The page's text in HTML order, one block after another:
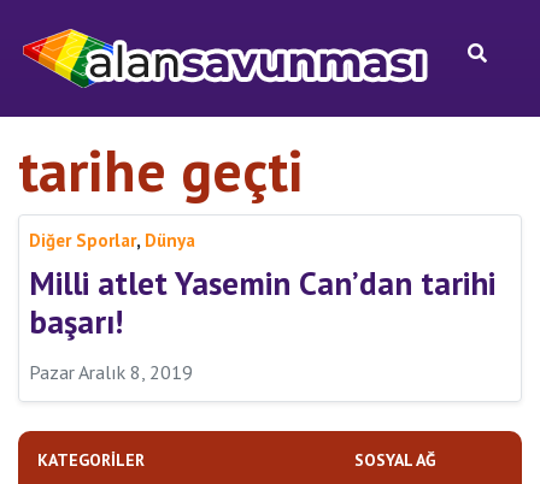
tarihe geçti
Diğer Sporlar, Dünya
Milli atlet Yasemin Can’dan tarihi
başarı!
Pazar Aralık 8, 2019
KATEGORILER SOSYAL AĞ